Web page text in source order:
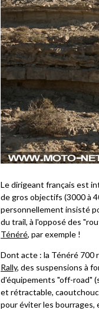
Le dirigeant français est
de gros objectifs (3000 à
personnellement insisté
du trail, à l'opposé des
Ténéré, par exemple !
Dont acte : la Ténéré 700
Rally, des suspensions à
d'équipements "off-road"
et rétractable,
pour éviter les bourrages,